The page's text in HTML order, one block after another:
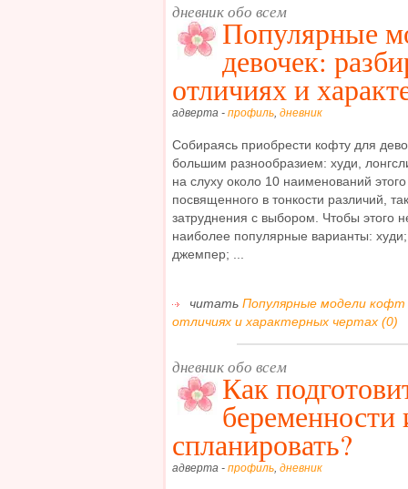
дневник обо всем
Популярные
девочек:
отличиях и
адверта - профиль, дневник
Собираясь приобрести кофту для
большим разнообразием: худи,
на слуху около 10 наименований
посвященного в тонкости различий,
затруднения с выбором. Чтобы этого
наиболее популярные варианты:
джемпер; ...
читать Популярные модели кофт
отличиях и характерных чертах (0)
дневник обо всем
Как
беременности
спланировать?
адверта - профиль дневник